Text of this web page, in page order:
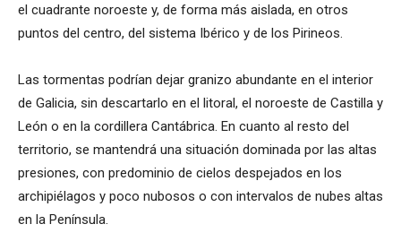
el cuadrante noroeste y, de forma más aislada, en otros
puntos del centro, del sistema Ibérico y de los Pirineos.
Las tormentas podrían dejar granizo abundante en el interior
de Galicia, sin descartarlo en el litoral, el noroeste de Castilla y
León o en la cordillera Cantábrica. En cuanto al resto del
territorio, se mantendrá una situación dominada por las altas
presiones, con predominio de cielos despejados en los
archipiélagos y poco nubosos o con intervalos de nubes altas
en la Península.